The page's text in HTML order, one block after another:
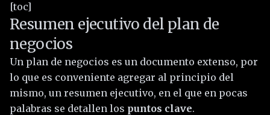
[toc]
Resumen ejecutivo del plan de
negocios
Un plan de negocios es un documento extenso, por
lo que es conveniente agregar al principio del
mismo, un resumen ejecutivo, en el que en pocas
palabras se detallen los puntos clave.